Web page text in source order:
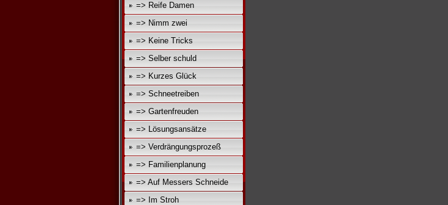
=> Reife Damen
=> Nimm zwei
=> Keine Tricks
=> Selber schuld
=> Kurzes Glück
=> Schneetreiben
=> Gartenfreuden
=> Lösungsansätze
=> Verdrängungsprozeß
=> Familienplanung
=> Auf Messers Schneide
=> Im Stroh